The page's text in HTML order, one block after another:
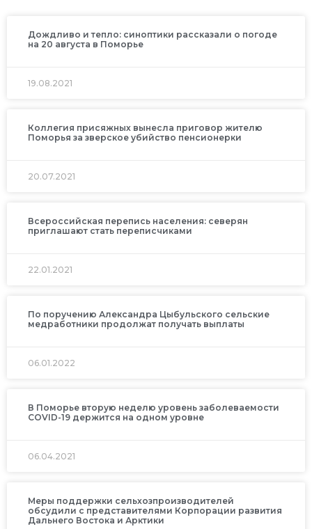
Дождливо и тепло: синоптики рассказали о погоде
на 20 августа в Поморье
19.08.2021
Коллегия присяжных вынесла приговор жителю
Поморья за зверское убийство пенсионерки
20.07.2021
Всероссийская перепись населения: северян
приглашают стать переписчиками
22.01.2021
По поручению Александра Цыбульского сельские
медработники продолжат получать выплаты
06.01.2022
В Поморье вторую неделю уровень заболеваемости
COVID-19 держится на одном уровне
06.04.2021
Меры поддержки сельхозпроизводителей
обсудили с представителями Корпорации развития
Дальнего Востока и Арктики